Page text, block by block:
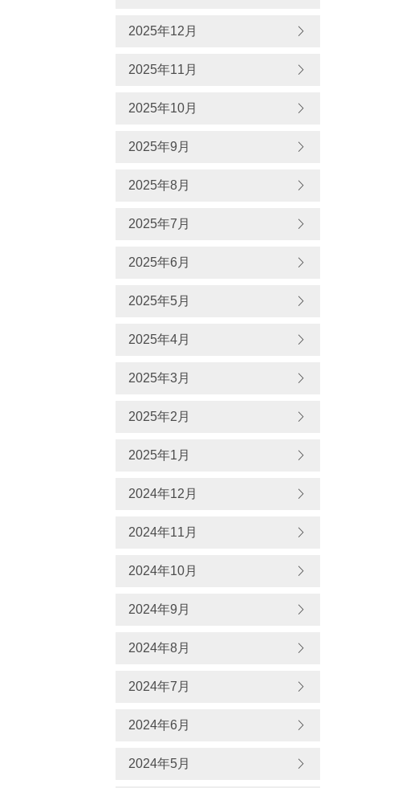
2025年12月
2025年11月
2025年10月
2025年9月
2025年8月
2025年7月
2025年6月
2025年5月
2025年4月
2025年3月
2025年2月
2025年1月
2024年12月
2024年11月
2024年10月
2024年9月
2024年8月
2024年7月
2024年6月
2024年5月